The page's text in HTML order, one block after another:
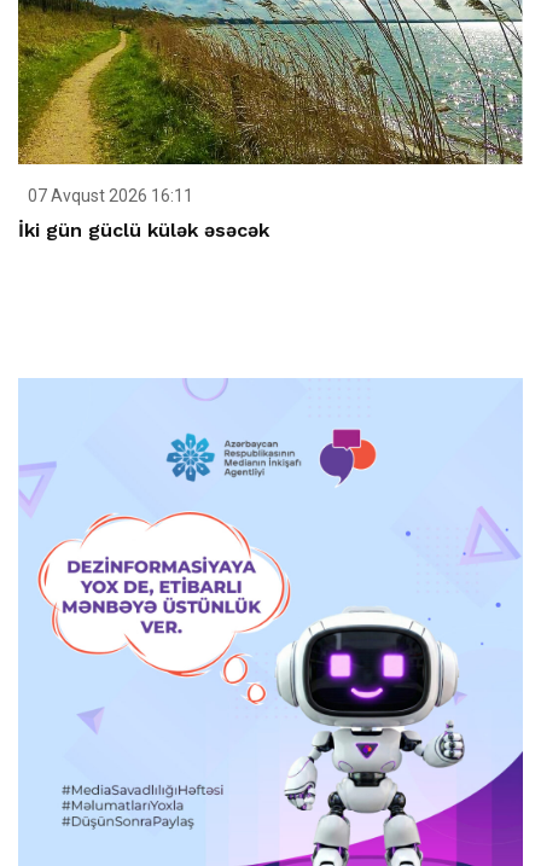
07 Avqust 2026 16:11
İki gün güclü külək əsəcək